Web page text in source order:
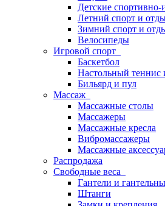
Детские
Летний спорт и
Зимний спорт и
Велосипеды
Игровой спорт
Баскетбол
Настольный теннис
Бильярд и пул
Массаж
Массажные столы
Массажеры
Массажные кресла
Вибромассажеры
Массажные
Распродажа
Свободные веса
Гантели и
Штанги